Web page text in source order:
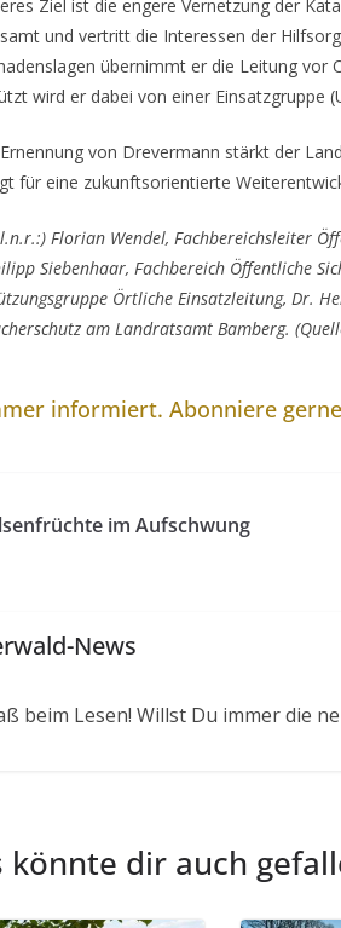
Ziel ist die engere Vernetzung der
und vertritt die Interessen der
übernimmt er die Leitung vor
wird er dabei von einer Einsatzgruppe
von Drevermann stärkt der
für eine zukunftsorientierte
Florian Wendel, Fachbereichsleiter
Siebenhaar, Fachbereich Öffentliche
Örtliche Einsatzleitung, Dr.
am Landratsamt Bamberg.
informiert. Abonniere
im Aufschwung
News
beim Lesen! Willst Du immer die
könnte dir auch